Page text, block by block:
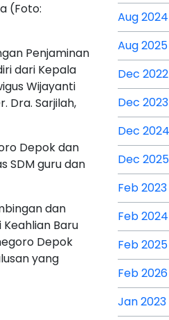
(Foto:
Penjaminan
dari Kepala
Wijayanti
Dra. Sarjilah,
Depok dan
SDM guru dan
dan
Baru
Depok
yang
Aug
Aug
Dec
Dec
Dec
Dec
Feb
Feb
Feb
Feb
Jan